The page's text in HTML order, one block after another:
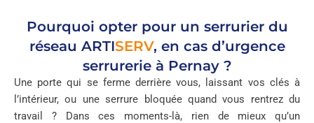
Pourquoi opter pour un serrurier du
réseau ARTISERV, en cas d’urgence
serrurerie à Pernay ?
Une porte qui se ferme derrière vous, laissant vos clés à
l’intérieur, ou une serrure bloquée quand vous rentrez du
travail ? Dans ces moments-là, rien de mieux qu’un